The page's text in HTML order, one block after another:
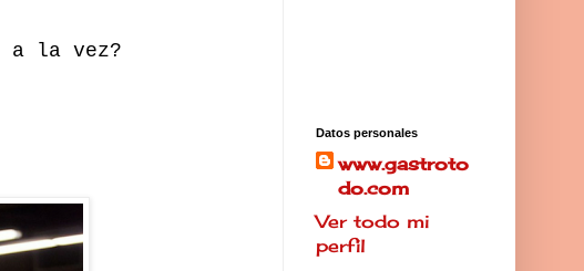
a la vez?
Datos personales
www.gastroto
do.com
Ver todo mi
perfil